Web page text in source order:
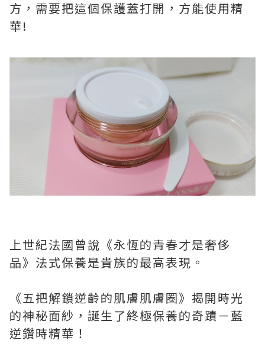
方，需要把這個保護蓋打開，方能使用精
華!
上世紀法國曾說《永恆的青春才是奢侈
品》法式保養是貴族的最高表現。
《五把解鎖逆齡的肌膚肌膚圈》揭開時光
的神秘面紗，誕生了終極保養的奇蹟－藍
逆鑽時精華！